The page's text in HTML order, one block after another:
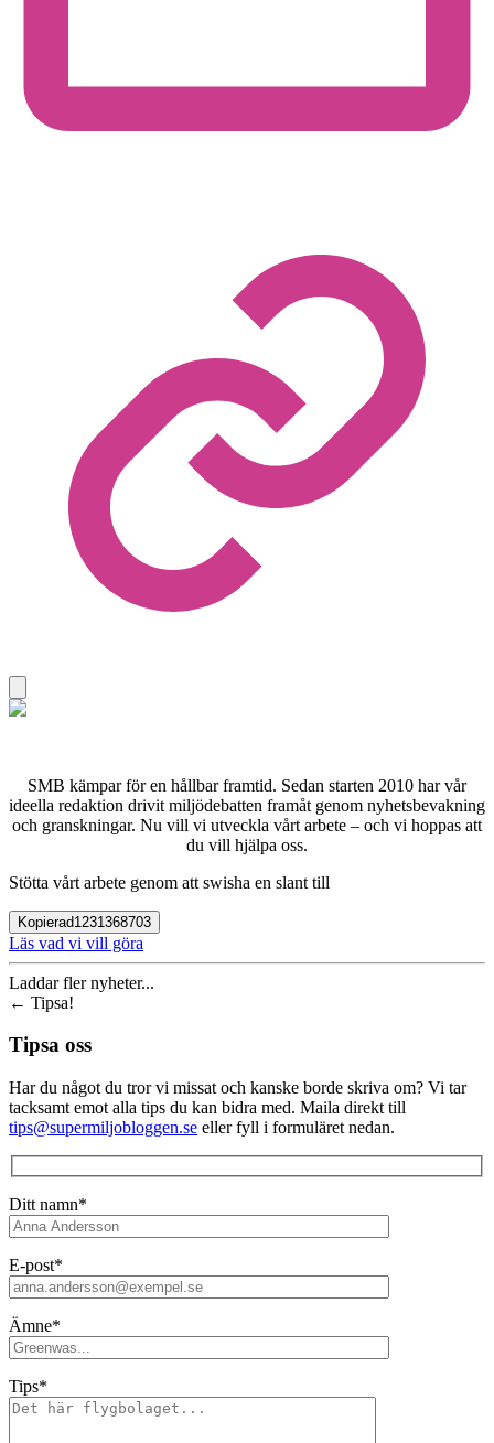
SMB kämpar för en hållbar framtid. Sedan starten 2010 har vår
ideella redaktion drivit miljödebatten framåt genom nyhetsbevakning
och granskningar. Nu vill vi utveckla vårt arbete – och vi hoppas att
du vill hjälpa oss.
Stötta vårt arbete genom att swisha en slant till
Kopierad1231368703
Läs vad vi vill göra
Laddar fler nyheter...
← Tipsa!
Tipsa oss
Har du något du tror vi missat och kanske borde skriva om? Vi tar
tacksamt emot alla tips du kan bidra med. Maila direkt till
tips@supermiljobloggen.se eller fyll i formuläret nedan.
Ditt namn*
E-post*
Ämne*
Tips*